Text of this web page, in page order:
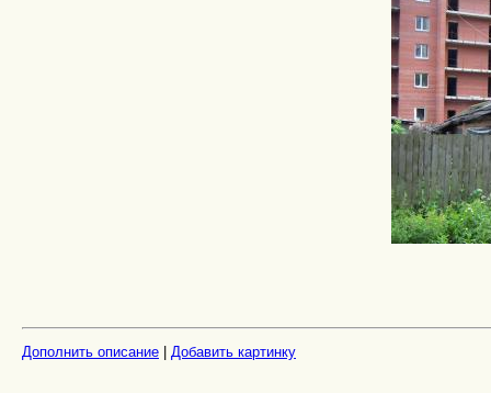
Дополнить описание Добавить картинку